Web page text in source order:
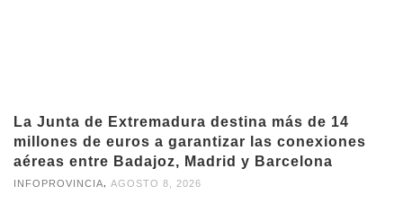
La Junta de Extremadura destina más de 14
millones de euros a garantizar las conexiones
aéreas entre Badajoz, Madrid y Barcelona
INFOPROVINCIA AGOSTO 8, 2026